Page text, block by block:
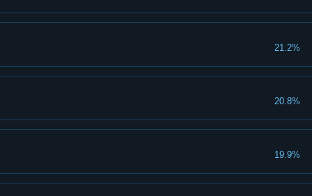
21.2%
20.8%
19.9%